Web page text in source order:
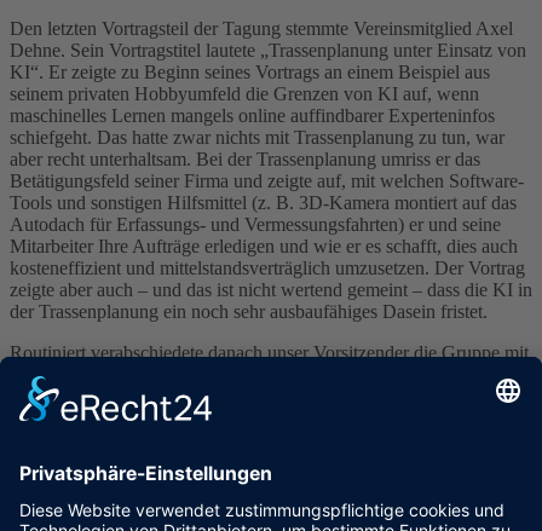
Den letzten Vortragsteil der Tagung stemmte Vereinsmitglied Axel
Dehne. Sein Vortragstitel lautete „Trassenplanung unter Einsatz von
KI“. Er zeigte zu Beginn seines Vortrags an einem Beispiel aus
seinem privaten Hobbyumfeld die Grenzen von KI auf, wenn
maschinelles Lernen mangels online auffindbarer Experteninfos
schiefgeht. Das hatte zwar nichts mit Trassenplanung zu tun, war
aber recht unterhaltsam. Bei der Trassenplanung umriss er das
Betätigungsfeld seiner Firma und zeigte auf, mit welchen Software-
Tools und sonstigen Hilfsmittel (z. B. 3D-Kamera montiert auf das
Autodach für Erfassungs- und Vermessungsfahrten) er und seine
Mitarbeiter Ihre Aufträge erledigen und wie er es schafft, dies auch
kosteneffizient und mittelstandsverträglich umzusetzen. Der Vortrag
zeigte aber auch – und das ist nicht wertend gemeint – dass die KI in
der Trassenplanung ein noch sehr ausbaufähiges Dasein fristet.
Routiniert verabschiedete danach unser Vorsitzender die Gruppe mit
einem Hinweis auf die nächste Tagung im Herbst.
Es war unter dem Strich eine Tagung, die speziell wegen der
Kontakt